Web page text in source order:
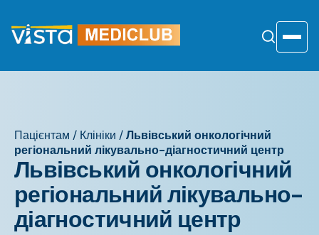
змісту
Пацієнтам / Клініки /Львівський онкологічний
регіональний лікувально-діагностичний центр
Львівський онкологічний
регіональний лікувально-
діагностичний центр